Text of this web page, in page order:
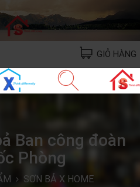
GIỎ HÀNG
Ban công đoàn
Phòng
SƠN BẢ X HOME